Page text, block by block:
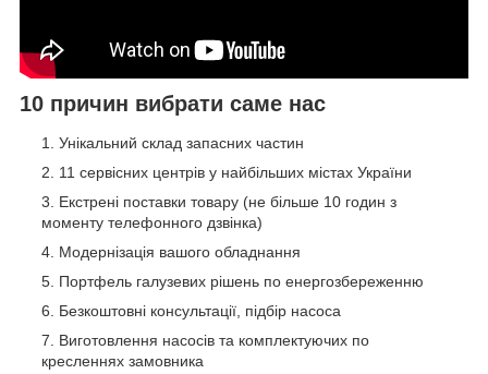
10 причин вибрати саме нас
Унікальний склад запасних частин
11 сервісних центрів у найбільших містах України
Екстрені поставки товару (не більше 10 годин з
моменту телефонного дзвінка)
Модернізація вашого обладнання
Портфель галузевих рішень по енергозбереженню
Безкоштовні консультації, підбір насоса
Виготовлення насосів та комплектуючих по
кресленнях замовника